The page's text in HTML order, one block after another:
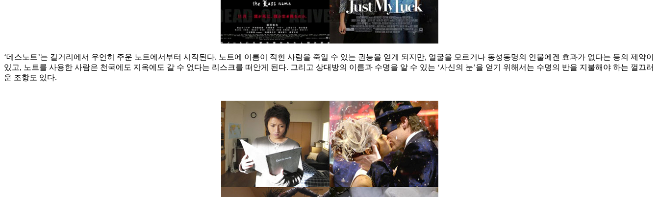
‘데스노트’는 길거리에서 우연히 주운 노트에서부터 시작된다. 노트에 이름이 적힌 사람을 죽일 수 있는 권능을 얻게 되지만, 얼굴을 모르거나 동성동명의 인물에겐 효과가 없다는 등의 제약이
있고, 노트를 사용한 사람은 천국에도 지옥에도 갈 수 없다는 리스크를 떠안게 된다. 그리고 상대방의 이름과 수명을 알 수 있는 ‘사신의 눈’을 얻기 위해서는 수명의 반을 지불해야 하는 껄끄러
운 조항도 있다.